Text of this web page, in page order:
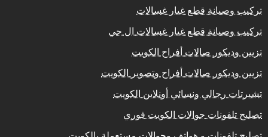
تركيب وصيانة قطع غيار غسالات
تركيب وصيانة قطع غيار غسالات ال جي
تزيين وديكور صالات أفراح الكويت
تزيين وديكور صالات أفراح وتصوير الكويت
تشيرتات رجالي ونسائي أونلاين الكويت
تصليح تلفونات جوالات الكويت فوري